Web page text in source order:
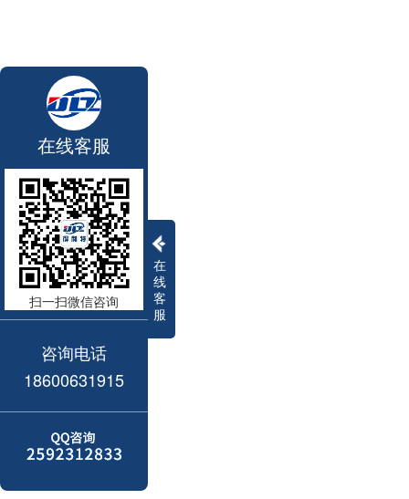
在
线
客
服
在线客服
扫一扫微信咨询
咨询电话
18600631915